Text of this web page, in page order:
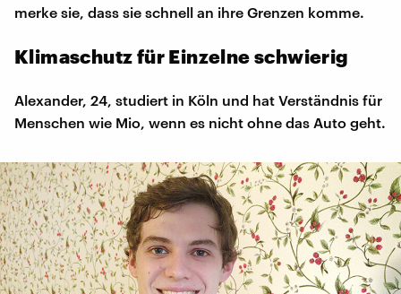
merke sie, dass sie schnell an ihre Grenzen komme.
Klimaschutz für Einzelne schwierig
Alexander, 24, studiert in Köln und hat Verständnis für
Menschen wie Mio, wenn es nicht ohne das Auto geht.